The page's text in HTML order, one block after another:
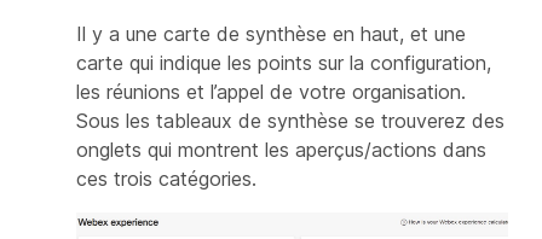
Il y a une carte de synthèse en haut, et une
carte qui indique les points sur la configuration,
les réunions et l’appel de votre organisation.
Sous les tableaux de synthèse se trouverez des
onglets qui montrent les aperçus/actions dans
ces trois catégories.